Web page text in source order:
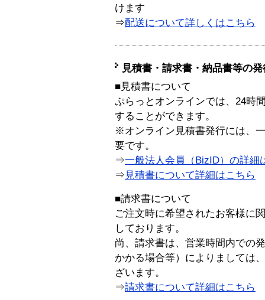
けます
⇒配送について詳しくはこちら
見積書・請求書・納品書等の
■見積書について
ぷらっとオンラインでは、24時
することができます。
※オンライン見積書発行には、
要です。
⇒一般法人会員（BizID）の詳細
⇒ 見積書について詳細はこちら
■請求書について
ご注文時に希望されたお客様に
しております。
尚、請求書は、営業時間内での
かかる場合等）によりましては
ざいます。
⇒請求書について詳細はこちら